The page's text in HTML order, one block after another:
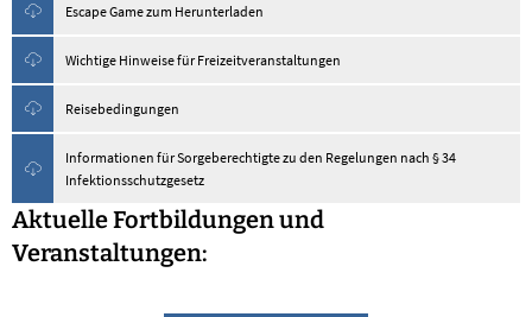
Escape Game zum Herunterladen
Wichtige Hinweise für Freizeitveranstaltungen
Reisebedingungen
Informationen für Sorgeberechtigte zu den Regelungen nach § 34
Infektionsschutzgesetz
Aktuelle Fortbildungen und
Veranstaltungen: